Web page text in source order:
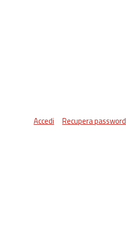
Accedi Recupera password